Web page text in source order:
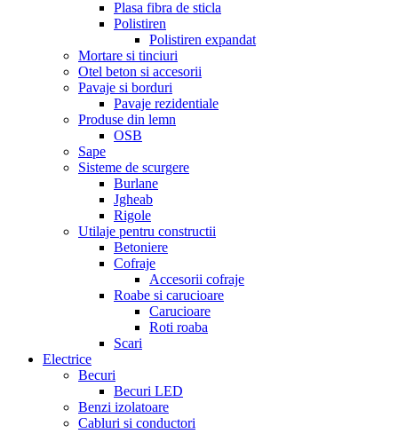
Plasa fibra de sticla
Polistiren
Polistiren expandat
Mortare si tinciuri
Otel beton si accesorii
Pavaje si borduri
Pavaje rezidentiale
Produse din lemn
OSB
Sape
Sisteme de scurgere
Burlane
Jgheab
Rigole
Utilaje pentru constructii
Betoniere
Cofraje
Accesorii cofraje
Roabe si carucioare
Carucioare
Roti roaba
Scari
Electrice
Becuri
Becuri LED
Benzi izolatoare
Cabluri si conductori